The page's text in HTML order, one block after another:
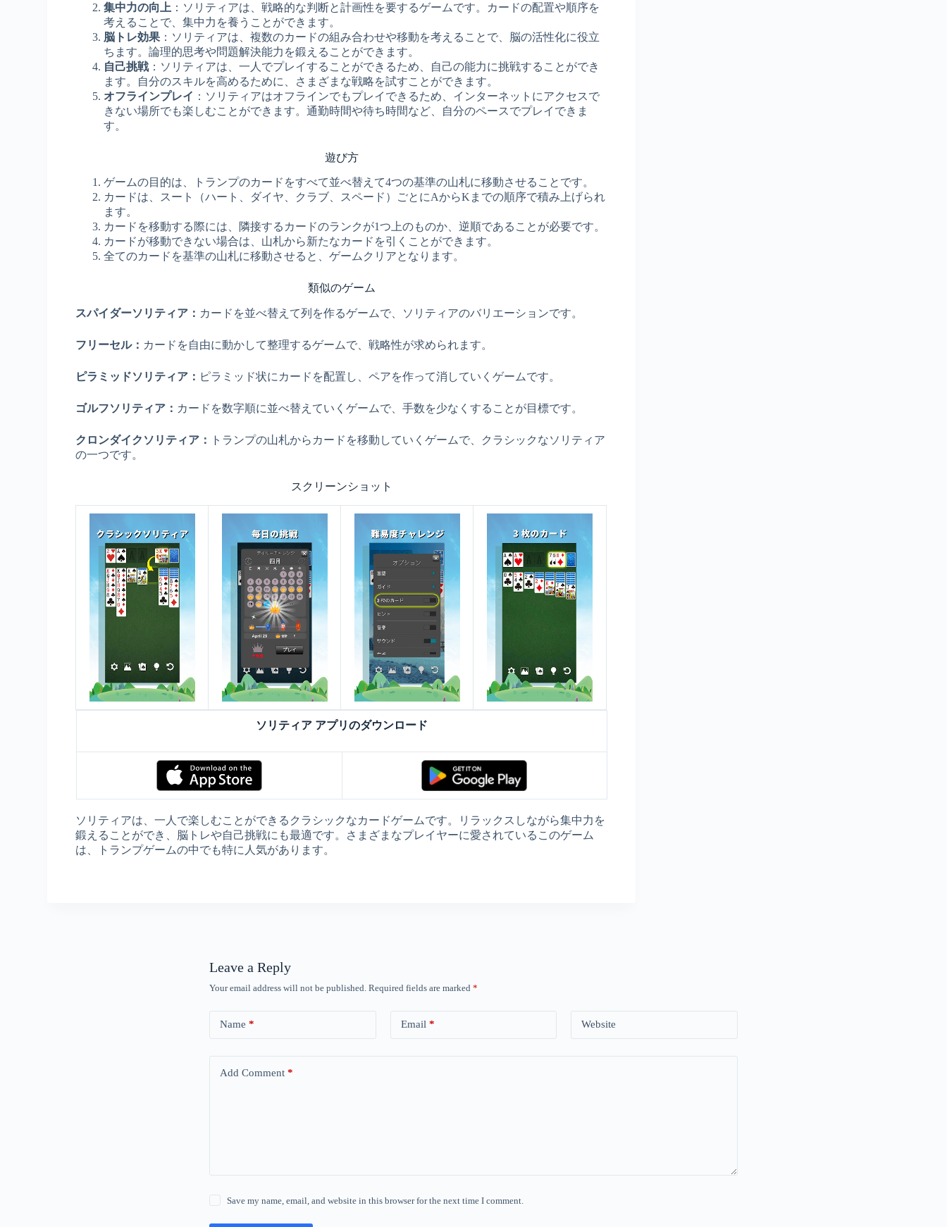
集中力の向上 ：ソリティアは、戦略的な判断と計画性を要するゲームです。カードの配置や順序を
考えることで、集中力を養うことができます。
脳トレ効果 ：ソリティアは、複数のカードの組み合わせや移動を考えることで、脳の活性化に役立
ちます。論理的思考や問題解決能力を鍛えることができます。
自己挑戦：ソリティアは、一人でプレイすることができるため、自己の能力に挑戦することができ
ます。自分のスキルを高めるために、さまざまな戦略を試すことができます。
オフラインプレイ ：ソリティアはオフラインでもプレイできるため、インターネットにアクセスで
きない場所でも楽しむことができます。通勤時間や待ち時間など、自分のペースでプレイできま
す。
遊び方
ゲームの目的は、トランプのカードをすべて並べ替えて4つの基準の山札に移動させることです。
カードは、スート（ハート、ダイヤ、クラブ、スペード）ごとにAからKまでの順序で積み上げられ
ます。
カードを移動する際には、隣接するカードのランクが1つ上のものか、逆順であることが必要です。
カードが移動できない場合は、山札から新たなカードを引くことができます。
全てのカードを基準の山札に移動させると、ゲームクリアとなります。
類似のゲーム
スパイダーソリティア： カードを並べ替えて列を作るゲームで、ソリティアのバリエーションです。
フリーセル： カードを自由に動かして整理するゲームで、戦略性が求められます。
ピラミッドソリティア： ピラミッド状にカードを配置し、ペアを作って消していくゲームです。
ゴルフソリティア： カードを数字順に並べ替えていくゲームで、手数を少なくすることが目標です。
クロンダイクソリティア：
トランプの山札からカードを移動していくゲームで、クラシックなソリティア
の一つです。
スクリーンショット
ソリティア アプリのダウンロード
ソリティアは、一人で楽しむことができるクラシックなカードゲームです。リラックスしながら集中力を
鍛えることができ、脳トレや自己挑戦にも最適です。さまざまなプレイヤーに愛されているこのゲーム
は、トランプゲームの中でも特に人気があります。
Leave a Reply
Your email address will not be published. Required fields are marked *
Name * Email* Website
Add Comment *
Save my name, email, and website in this browser for the next time I comment.